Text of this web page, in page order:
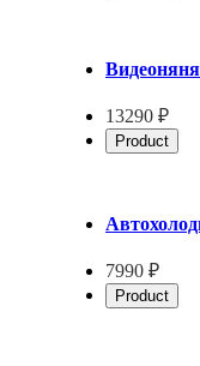
13290 ₽
Product
7990 ₽
Product